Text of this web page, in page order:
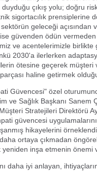
duyduğu çıkış yolu; doğru
sigortacılık prensiplerine
geleceği açısından
güvenden ödün
ve acentelerimizle birlikte
2030'a ilerlerken
ötesine geçerek müşteri
haline getirmek
Güvencesi" özel
ve Sağlık Başkanı Sanem
Stratejileri Direktörü
güvencesi
hikayelerini
ortaya çıkmadan
inşa etmenin önemi
daha iyi anlayan,